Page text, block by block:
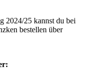
2024/25 kannst du bei
bestellen über